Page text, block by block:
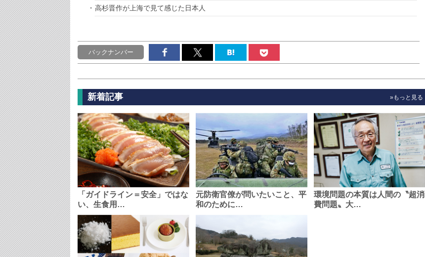
高杉晋作が上海で見て感じた日本人
バックナンバー
新着記事 »もっと見る
「ガイドライン＝安全」ではな
い、生食用…
元防衛官僚が問いたいこと、平
和のために…
環境問題の本質は人間の〝超消
費問題〟大…